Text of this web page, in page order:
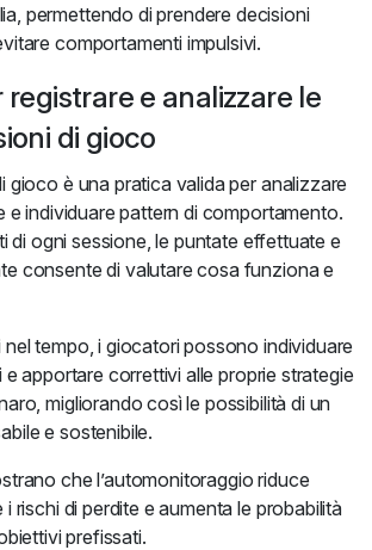
permettendo di prendere decisioni
comportamenti impulsivi.
registrare e analizzare le
di gioco
gioco è una pratica valida per analizzare
e individuare pattern di comportamento.
di ogni sessione, le puntate effettuate e
consente di valutare cosa funziona e
tempo, i giocatori possono individuare
e apportare correttivi alle proprie strategie
migliorando così le possibilità di un
e sostenibile.
che l’automonitoraggio riduce
rischi di perdite e aumenta le probabilità
prefissati.